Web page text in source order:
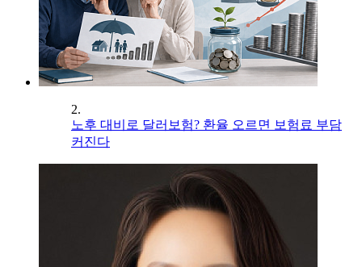
2.
노후 대비로 달러보험? 환율 오르면 보험료 부담
커진다